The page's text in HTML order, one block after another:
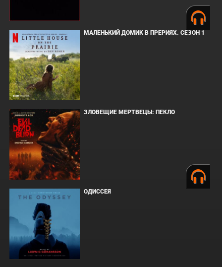
МАЛЕНЬКИЙ ДОМИК В ПРЕРИЯХ. СЕЗОН 1
ЗЛОВЕЩИЕ МЕРТВЕЦЫ: ПЕКЛО
ОДИССЕЯ